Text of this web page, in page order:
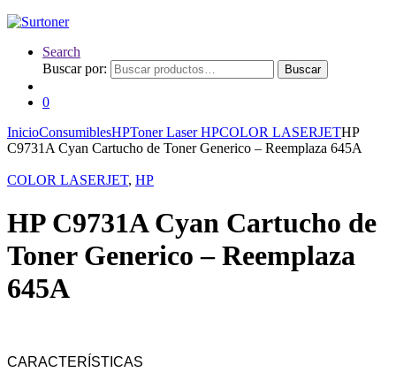
Search
Buscar por:
Buscar
0
InicioConsumiblesHPToner Laser HPCOLOR LASERJETHP
C9731A Cyan Cartucho de Toner Generico – Reemplaza 645A
COLOR LASERJET, HP
HP C9731A Cyan Cartucho de
Toner Generico – Reemplaza
645A
CARACTERÍSTICAS